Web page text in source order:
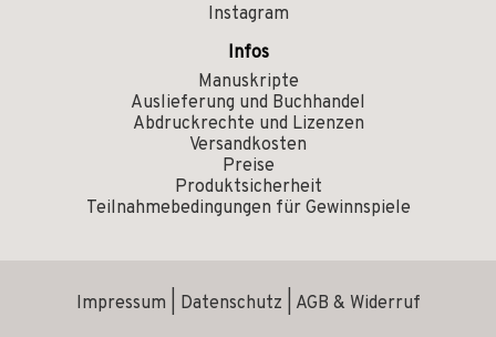
Instagram
Infos
Manuskripte
Auslieferung und Buchhandel
Abdruckrechte und Lizenzen
Versandkosten
Preise
Produktsicherheit
Teilnahmebedingungen für Gewinnspiele
Impressum Datenschutz AGB & Widerruf